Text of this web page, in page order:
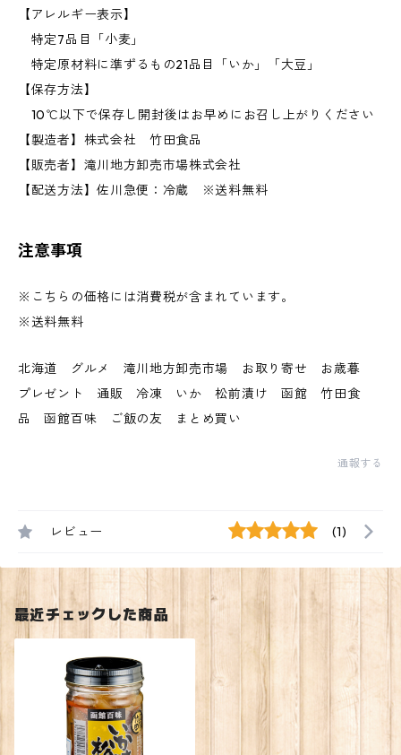
【アレルギー表示】
特定7品目「小麦」
特定原材料に準ずるもの21品目「いか」「大豆」
【保存方法】
10℃以下で保存し開封後はお早めにお召し上がりください
【製造者】株式会社 竹田食品
【販売者】滝川地方卸売市場株式会社
【配送方法】佐川急便：冷蔵 ※送料無料
注意事項
※こちらの価格には消費税が含まれています。
※送料無料
北海道 グルメ 滝川地方卸売市場 お取り寄せ お歳暮
プレゼント 通販 冷凍 いか 松前漬け 函館 竹田食
品 函館百味 ご飯の友 まとめ買い
通報する
レビュー (1)
最近チェックした商品